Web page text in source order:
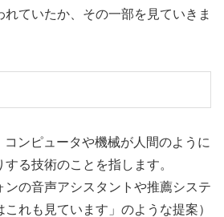
れていたか、その一部を見ていきま
ンピュータや機械が人間のように
る技術のことを指します。
ンの音声アシスタントや推薦システ
れも見ています」のような提案）